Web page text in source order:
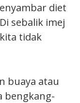
diet
sebalik imej
tidak
buaya atau
bengkang-